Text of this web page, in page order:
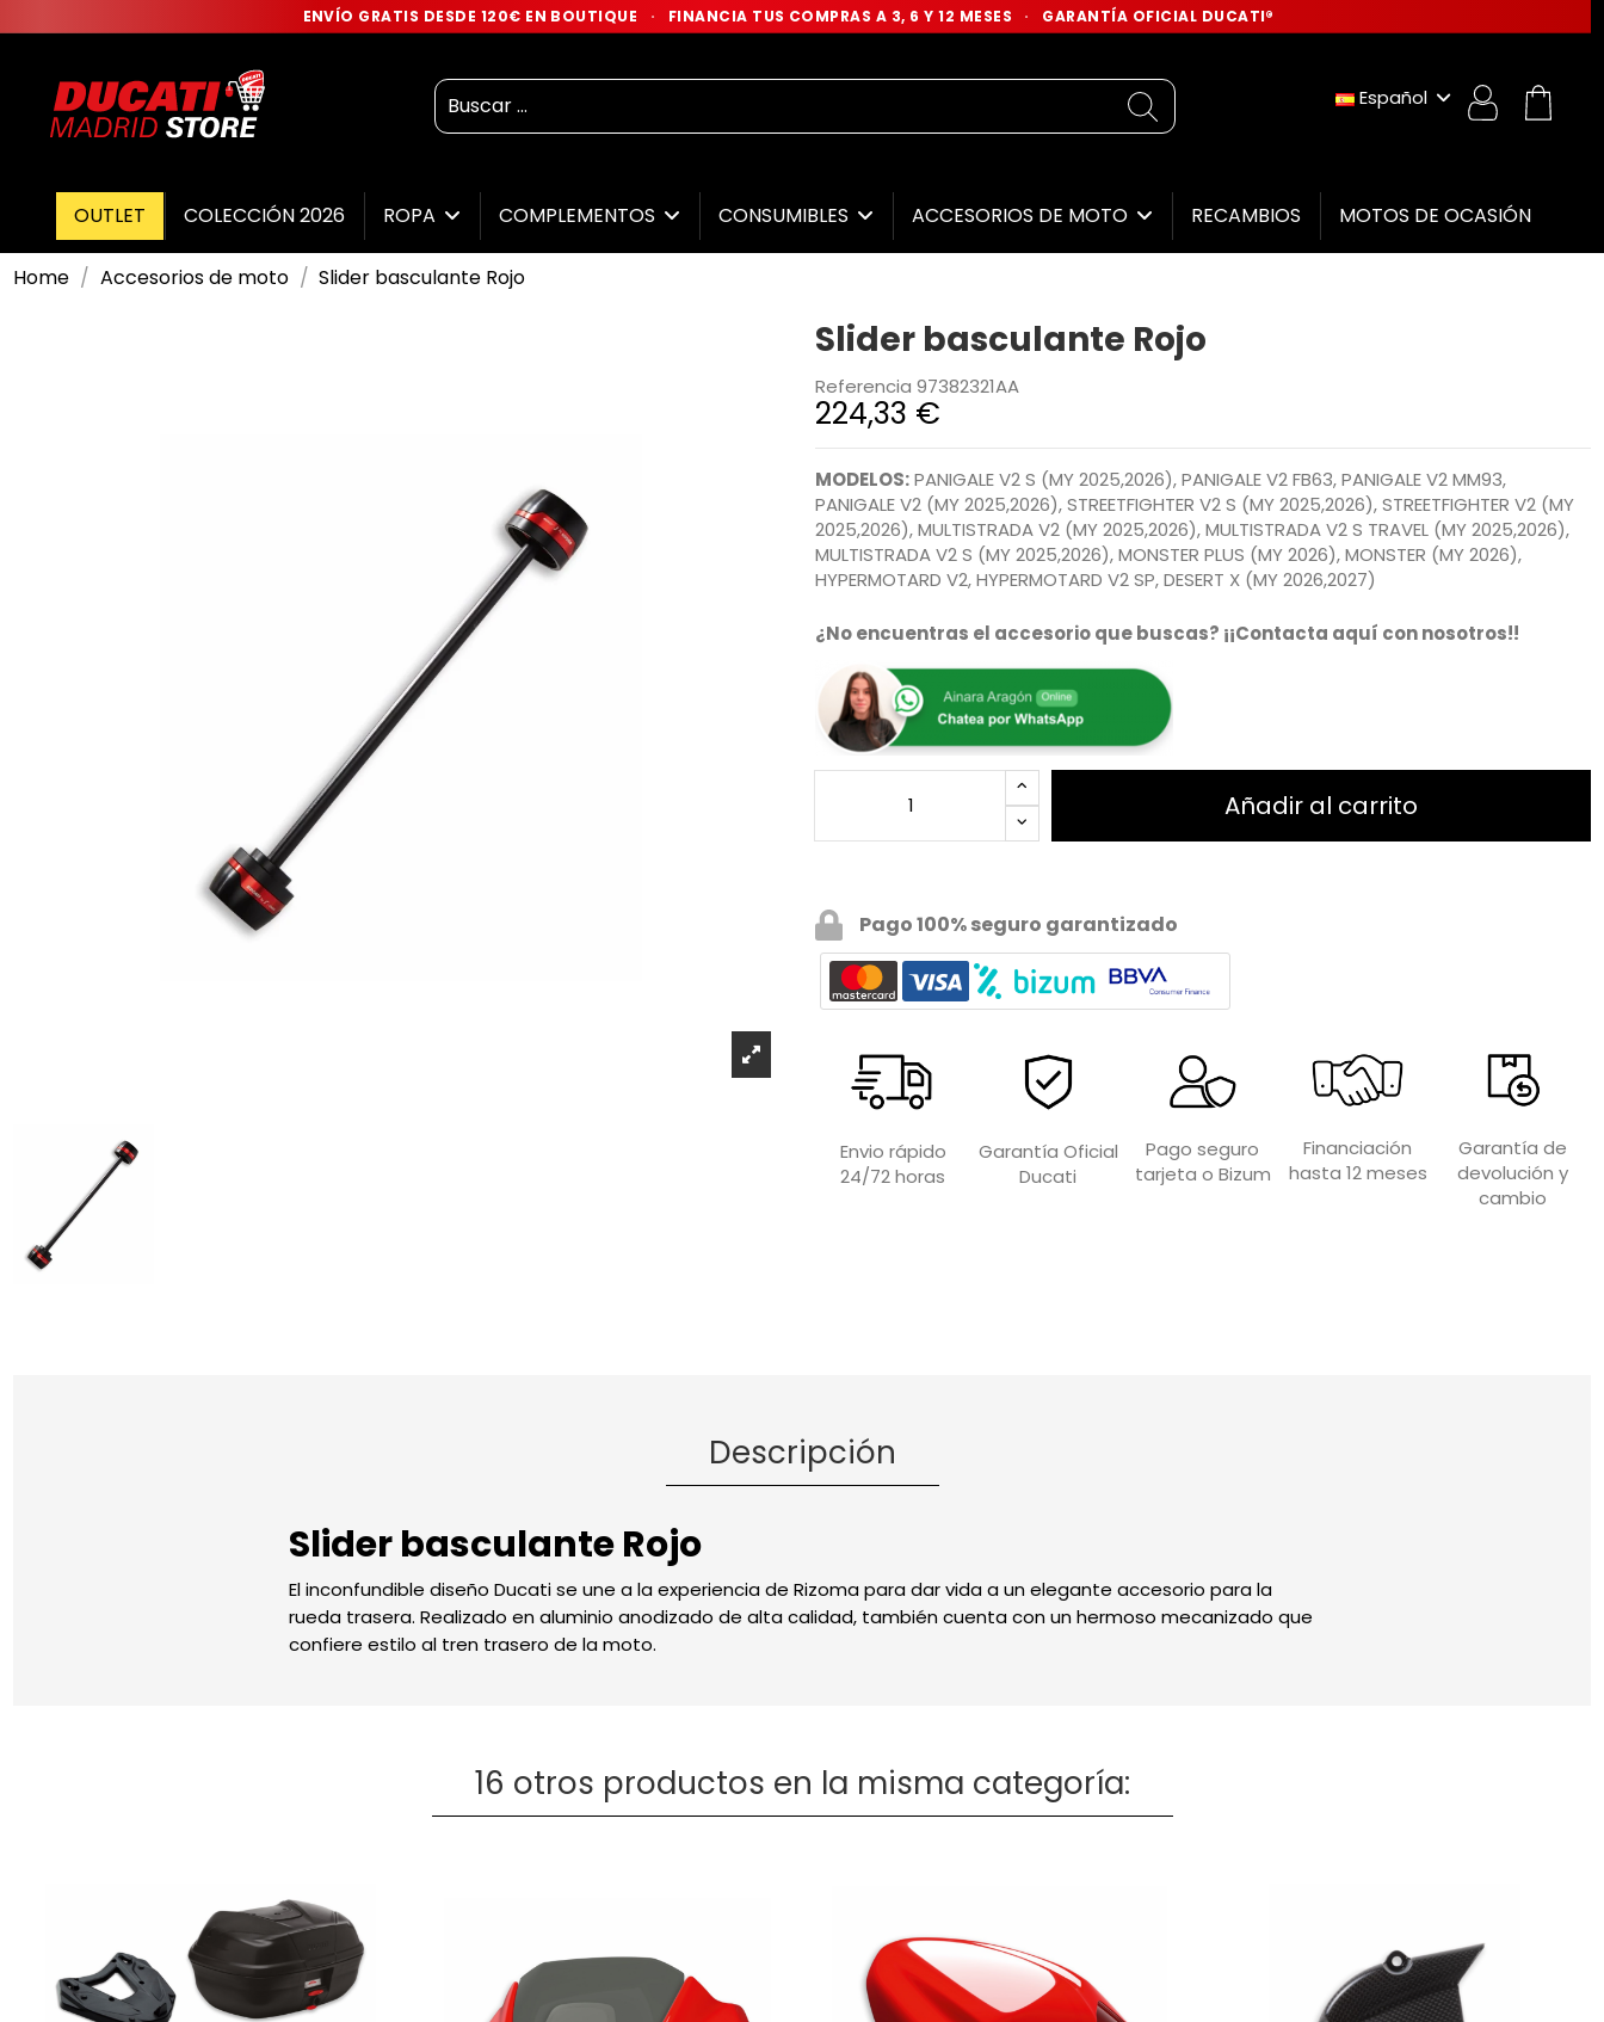
ENVÍO GRATIS DESDE 120€ EN BOUTIQUE · FINANCIA TUS COMPRAS A 3, 6 Y 12 MESES · GARANTÍA OFICIAL DUCATI®
Español
OUTLET COLECCIÓN 2026 ROPA COMPLEMENTOS CONSUMIBLES ACCESORIOS DE MOTO RECAMBIOS MOTOS DE OCASIÓN
Home Accesorios de moto Slider basculante Rojo
Slider basculante Rojo
Referencia 97382321AA
224,33 €
MODELOS:PANIGALE V2 S (MY 2025,2026), PANIGALE V2 FB63, PANIGALE V2 MM93,
PANIGALE V2 (MY 2025,2026), STREETFIGHTER V2 S (MY 2025,2026), STREETFIGHTER V2 (MY
2025,2026), MULTISTRADA V2 (MY 2025,2026), MULTISTRADA V2 S TRAVEL (MY 2025,2026),
MULTISTRADA V2 S (MY 2025,2026), MONSTER PLUS (MY 2026), MONSTER (MY 2026),
HYPERMOTARD V2, HYPERMOTARD V2 SP, DESERT X (MY 2026,2027)
¿No encuentras el accesorio que buscas? ¡¡Contacta aquí con nosotros!!
Añadir al carrito
Pago 100% seguro garantizado
Envio rápido
24/72 horas
Garantía Oficial
Ducati
Pago seguro
tarjeta o Bizum
Financiación
hasta 12 meses
Garantía de
devolución y
cambio
Descripción
Slider basculante Rojo
El inconfundible diseño Ducati se une a la experiencia de Rizoma para dar vida a un elegante accesorio para la
rueda trasera. Realizado en aluminio anodizado de alta calidad, también cuenta con un hermoso mecanizado que
confiere estilo al tren trasero de la moto.
16 otros productos en la misma categoría: